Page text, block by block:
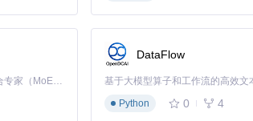
操作组件，实现了高频功能的快速访问。
报。其紧凑的设计使其能够在不占用过多空间
Kimi K3 是Kimi能力最强的模型：这是一个拥有 2.8 万亿参数的混合专家（MoE）模型，具备原生视觉理解能力，并支持 100 万 token 的上下文窗口。
DataFlow
基于大模型算子和工作流的高效
Python
0 4